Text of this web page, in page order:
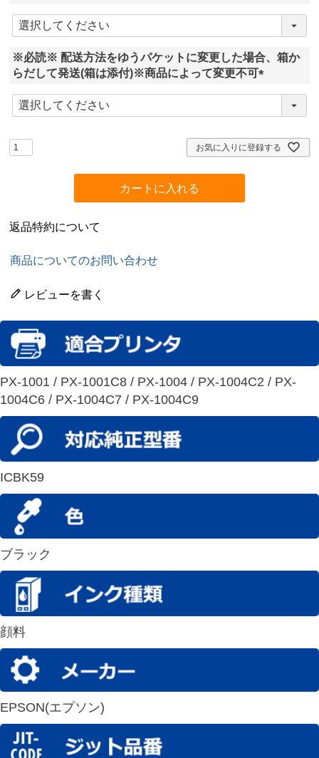
(
必
)
※必読※ 配送方法をゆうパケットに変更した場合、箱か
らだして発送(箱は添付)※商品によって変更不可
(
)
お気に入りに登録する
カートに入れる
返品特約について
商品についてのお問い合わせ
レビューを書く
PX-1001 / PX-1001C8 / PX-1004 / PX-1004C2 / PX-
1004C6 / PX-1004C7 / PX-1004C9
ICBK59
ブラック
顔料
EPSON(エプソン)